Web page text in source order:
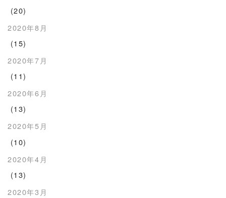
(20)
2020年8月
(15)
2020年7月
(11)
2020年6月
(13)
2020年5月
(10)
2020年4月
(13)
2020年3月